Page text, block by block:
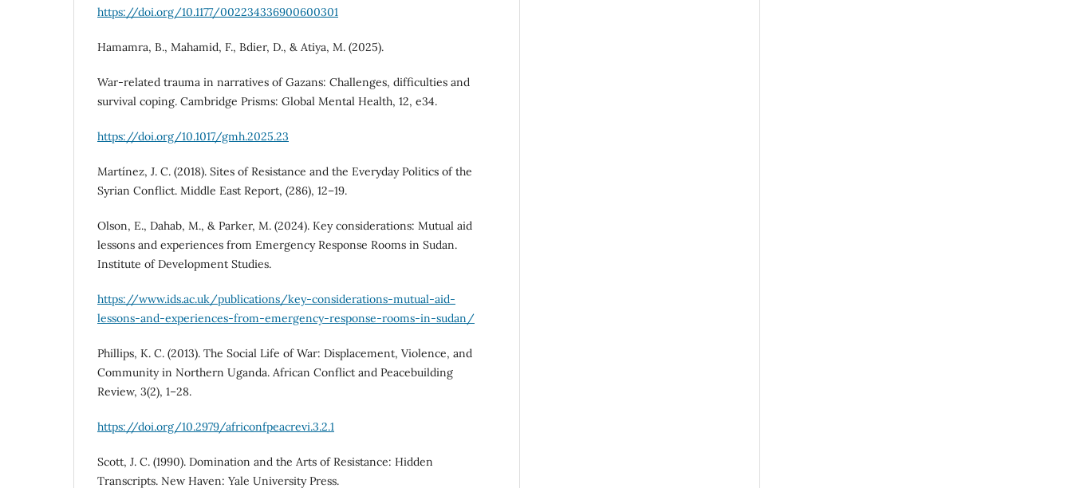
https://doi.org/10.1177/002234336900600301
Hamamra, B., Mahamid, F., Bdier, D., & Atiya, M. (2025).
War-related trauma in narratives of Gazans: Challenges, difficulties and
survival coping. Cambridge Prisms: Global Mental Health, 12, e34.
https://doi.org/10.1017/gmh.2025.23
Martínez, J. C. (2018). Sites of Resistance and the Everyday Politics of the
Syrian Conflict. Middle East Report, (286), 12–19.
Olson, E., Dahab, M., & Parker, M. (2024). Key considerations: Mutual aid
lessons and experiences from Emergency Response Rooms in Sudan.
Institute of Development Studies.
https://www.ids.ac.uk/publications/key-considerations-mutual-aid-
lessons-and-experiences-from-emergency-response-rooms-in-sudan/
Phillips, K. C. (2013). The Social Life of War: Displacement, Violence, and
Community in Northern Uganda. African Conflict and Peacebuilding
Review, 3(2), 1–28.
https://doi.org/10.2979/africonfpeacrevi.3.2.1
Scott, J. C. (1990). Domination and the Arts of Resistance: Hidden
Transcripts. New Haven: Yale University Press.